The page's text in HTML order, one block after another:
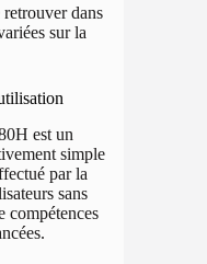
dans
sur la
est un
simple
par la
sans
compétences